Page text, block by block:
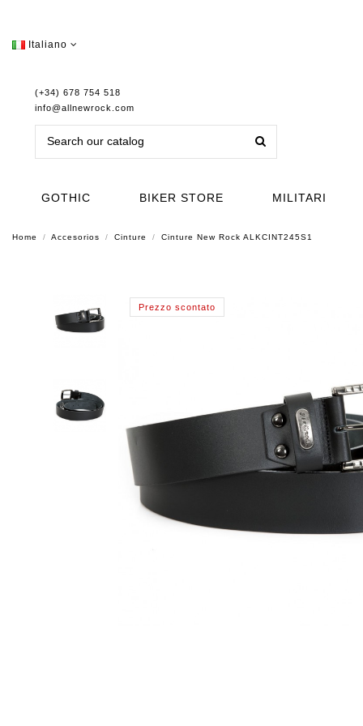
Italiano
(+34) 678 754 518
info@allnewrock.com
GOTHIC BIKER STORE MILITARI
Home Accesorios Cinture Cinture New Rock ALKCINT245S1
Prezzo scontato